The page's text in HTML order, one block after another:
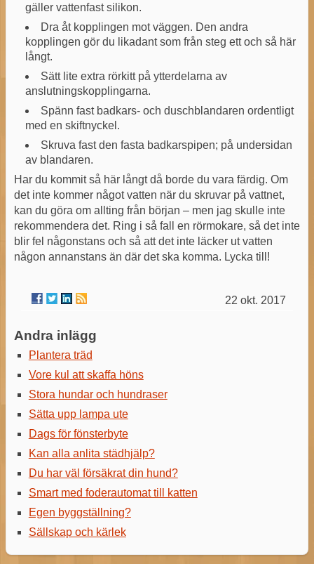
gäller vattenfast silikon.
Dra åt kopplingen mot väggen. Den andra
kopplingen gör du likadant som från steg ett och så här
långt.
Sätt lite extra rörkitt på ytterdelarna av
anslutningskopplingarna.
Spänn fast badkars- och duschblandaren ordentligt
med en skiftnyckel.
Skruva fast den fasta badkarspipen; på undersidan
av blandaren.
Har du kommit så här långt då borde du vara färdig. Om
det inte kommer något vatten när du skruvar på vattnet,
kan du göra om allting från början – men jag skulle inte
rekommendera det. Ring i så fall en rörmokare, så det inte
blir fel någonstans och så att det inte läcker ut vatten
någon annanstans än där det ska komma. Lycka till!
22 okt. 2017
Andra inlägg
Plantera träd
Vore kul att skaffa höns
Stora hundar och hundraser
Sätta upp lampa ute
Dags för fönsterbyte
Kan alla anlita städhjälp?
Du har väl försäkrat din hund?
Smart med foderautomat till katten
Egen byggställning?
Sällskap och kärlek